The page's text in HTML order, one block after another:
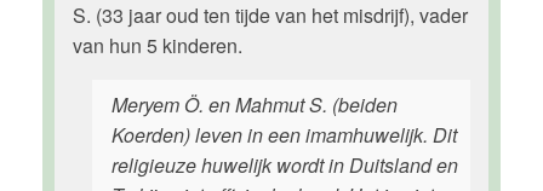
S. (33 jaar oud ten tijde van het misdrijf), vader
van hun 5 kinderen.
Meryem Ö. en Mahmut S. (beiden
Koerden) leven in een imamhuwelijk. Dit
religieuze huwelijk wordt in Duitsland en